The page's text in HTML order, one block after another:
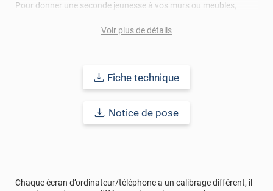
Pour donner une seconde jeunesse à vos murs ou meubles,
résistance à l’eau, à la saleté, à l’abrasion, aux UV et à l’usure.
: 10 ans en pose intérieur (anti craquèlement,
Afin de vous rendre compte de la qualité et de son rendu
Voir plus de détails
Fiche technique
Notice de pose
Chaque écran d’ordinateur/téléphone a un calibrage différent, il